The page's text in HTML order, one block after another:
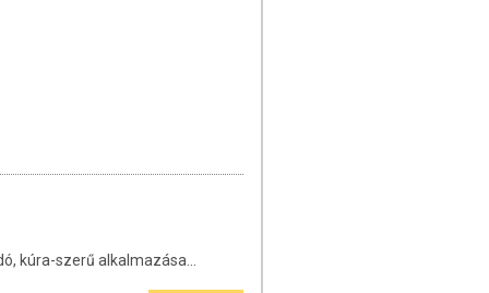
kúra-szerű alkalmazása...